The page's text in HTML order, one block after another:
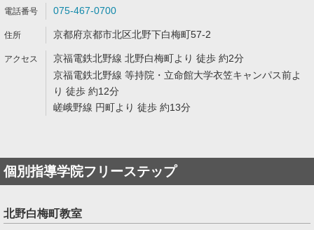
075-467-0700
京都府京都市北区北野下白梅町57-2
京福電鉄北野線 北野白梅町より 徒歩 約2分
京福電鉄北野線 等持院・立命館大学衣笠キャンパス前よ
り 徒歩 約12分
嵯峨野線 円町より 徒歩 約13分
個別指導学院フリーステップ
北野白梅町教室